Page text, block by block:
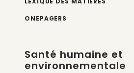
ONEPAGERS
Santé humaine et
environnementale